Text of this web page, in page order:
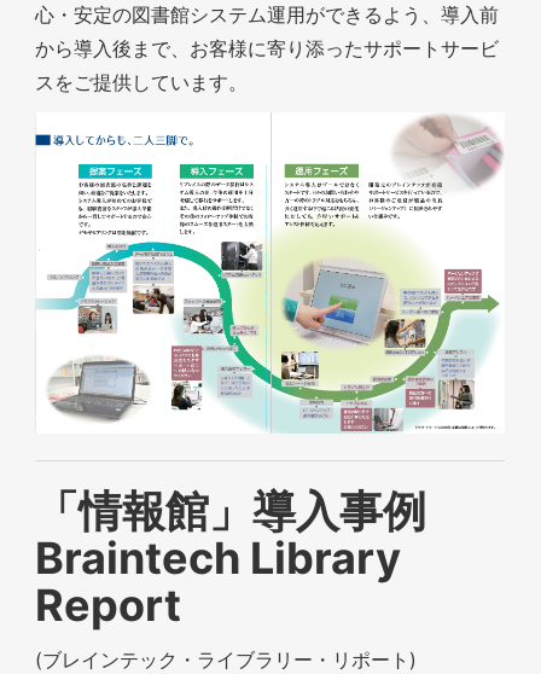
心・安定の図書館システム運用ができるよう、導入前
から導入後まで、お客様に寄り添ったサポートサービ
スをご提供しています。
「情報館」導入事例
Braintech Library
Report
(ブレインテック・ライブラリー・リポート)